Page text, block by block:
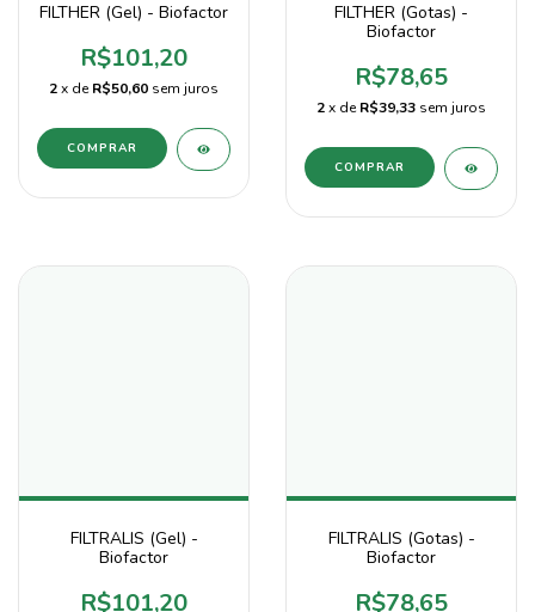
FILTHER (Gel) - Biofactor
R$101,20
2x deR$50,60 sem juros
FILTHER (Gotas) -
Biofactor
R$78,65
2x deR$39,33 sem juros
FILTRALIS (Gel) -
Biofactor
R$101,20
FILTRALIS (Gotas) -
Biofactor
R$78,65